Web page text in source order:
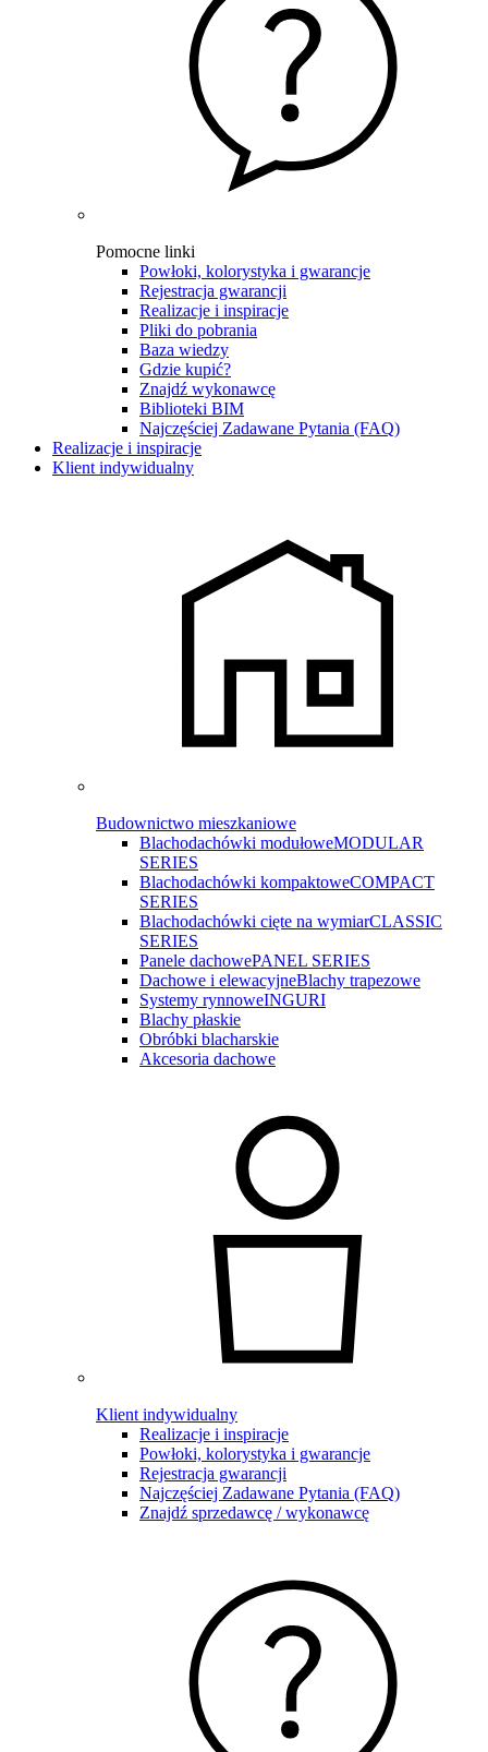
Pomocne linki
Powłoki, kolorystyka i gwarancje
Rejestracja gwarancji
Realizacje i inspiracje
Pliki do pobrania
Baza wiedzy
Gdzie kupić?
Znajdź wykonawcę
Biblioteki BIM
Najczęściej Zadawane Pytania (FAQ)
Realizacje i inspiracje
Klient indywidualny
Budownictwo mieszkaniowe
Blachodachówki modułoweMODULAR
SERIES
Blachodachówki kompaktoweCOMPACT
SERIES
Blachodachówki cięte na wymiarCLASSIC
SERIES
Panele dachowePANEL SERIES
Dachowe i elewacyjneBlachy trapezowe
Systemy rynnoweINGURI
Blachy płaskie
Obróbki blacharskie
Akcesoria dachowe
Klient indywidualny
Realizacje i inspiracje
Powłoki, kolorystyka i gwarancje
Rejestracja gwarancji
Najczęściej Zadawane Pytania (FAQ)
Znajdź sprzedawcę / wykonawcę